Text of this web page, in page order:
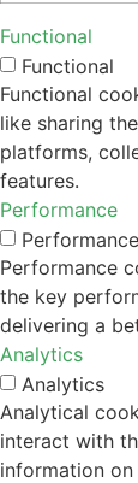
Functional
Functional
Functional
like sharing
platforms,
features.
Performance
Performance
Performance
the key
delivering a
Analytics
Analytics
Analytical
interact with
information